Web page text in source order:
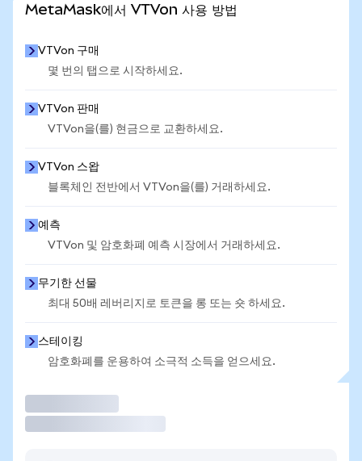
MetaMask에서 VTVon 사용 방법
VTVon 구매
몇 번의 탭으로 시작하세요.
VTVon 판매
VTVon을(를) 현금으로 교환하세요.
VTVon 스왑
블록체인 전반에서 VTVon을(를) 거래하세요.
예측
VTVon 및 암호화폐 예측 시장에서 거래하세요.
무기한 선물
최대 50배 레버리지로 토큰을 롱 또는 숏 하세요.
스테이킹
암호화폐를 운용하여 소극적 소득을 얻으세요.